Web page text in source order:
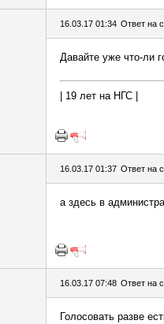
16.03.17 01:34 Ответ на
Давайте уже что-ли
| 19 лет на НГС |
16.03.17 01:37 Ответ на
а здесь в
16.03.17 07:48 Ответ на
Голосовать разве